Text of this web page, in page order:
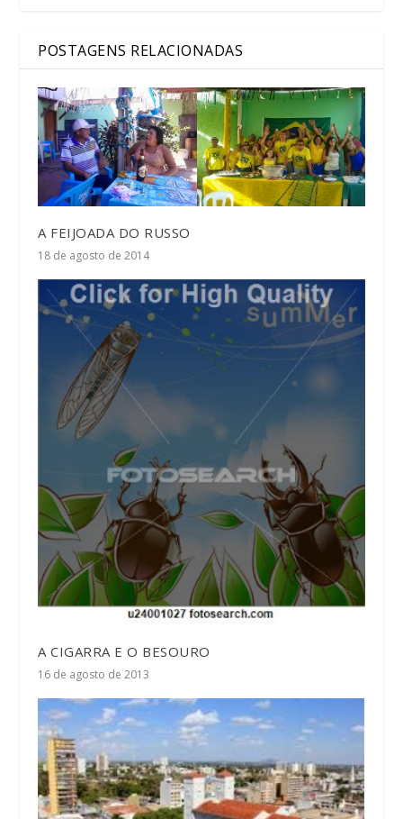
POSTAGENS RELACIONADAS
A FEIJOADA DO RUSSO
18 de agosto de 2014
A CIGARRA E O BESOURO
16 de agosto de 2013